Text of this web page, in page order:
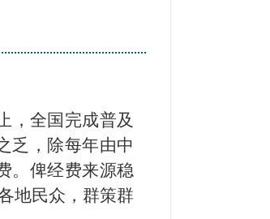
，全国完成普及
乏，除每年由中
。俾经费来源稳
地民众，群策群